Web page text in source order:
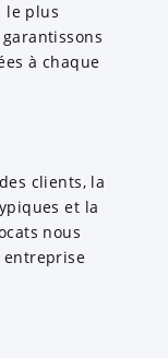
le plus
à chaque
clients, la
et la
nous
entreprise